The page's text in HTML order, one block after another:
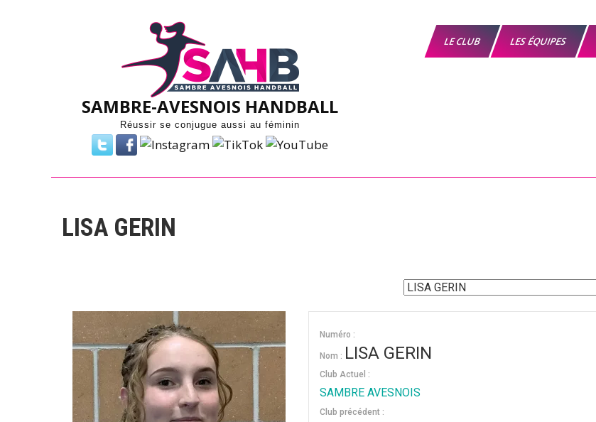
SAMBRE-AVESNOIS HANDBALL
Réussir se conjugue aussi au féminin
LE CLUB LES ÉQUIPES
LISA GERIN
Numéro :
Nom : LISA GERIN
Club Actuel :
SAMBRE AVESNOIS
Club précédent :